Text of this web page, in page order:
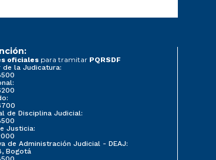
oficiales para tramitar PQRSDF
de la Judicatura:
de Disciplina Judicial:
Justicia:
de Administración Judicial - DEAJ:
Bogotá